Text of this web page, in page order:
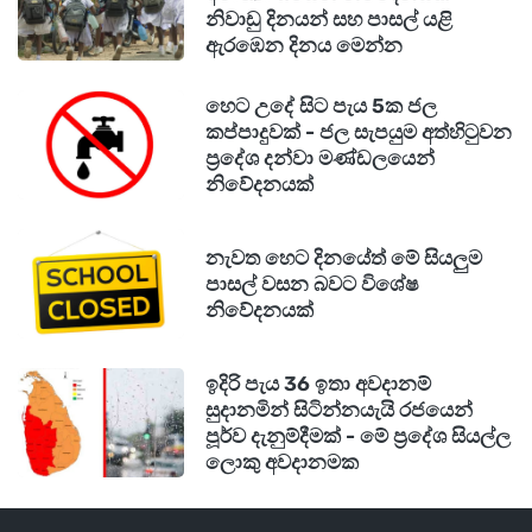
ඉල්ලුමක් තියෙන සුපිරිම කැටගරි රැසක පුහුණුවීම්
ලැබෙනවා...
තොරතුරු හා සන්නිවේදන තාක්ෂණය (ICT)
සංචාරක හා ආගන්තුක සත්කාරය (Tourism &
මෝටර් රථ හා රථ වාහන තාක්ෂණ ශිල්පය
සෞඛ්‍ය හා සත්කාර සේවා (Caregiving)
රූපලාවන්‍ය ශිල්පය (Beauty Culture)
ක්ෂේත්‍රය
විදුලිය, ඉලෙක්ට්‍රොනික තාක්ෂණය, ඉදිකිරීම්
කර්මාන්තය
නිවාඩු දිනයන් සහ පාසල් යළි
ඇරඹෙන දිනය මෙන්න
හෙට උදේ සිට පැය 5ක ජල
කප්පාදුවක් - ජල සැපයුම අත්හිටුවන
ප්‍රදේශ දන්වා මණ්ඩලයෙන්
නිවේදනයක්
නැවත හෙට දිනයේත් මේ සියලුම
පාසල් වසන බවට විශේෂ
නිවේදනයක්
ඉදිරි පැය 36 ඉතා අවදානම්
සුදානමින් සිටින්නයැයි රජයෙන්
පූර්ව දැනුම්දීමක් - මේ ප්‍රදේශ සියල්ල
ලොකු අවදානමක